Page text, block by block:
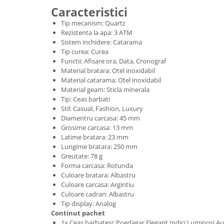
Caracteristici
Tip mecanism: Quartz
Rezistenta la apa: 3 ATM
Sistem inchidere: Catarama
Tip curea: Curea
Functii: Afisare ora, Data, Cronograf
Material bratara: Otel inoxidabil
Material catarama: Otel inoxidabil
Material geam: Sticla minerala
Tip: Ceas barbati
Stil: Casual, Fashion, Luxury
Diamentru carcasa: 45 mm
Grosime carcasa: 13 mm
Latime bratara: 23 mm
Lungime bratara: 250 mm
Greutate: 78 g
Forma carcasa: Rotunda
Culoare bratara: Albastru
Culoare carcasa: Argintiu
Culoare cadran: Albastru
Tip display: Analog
Continut pachet